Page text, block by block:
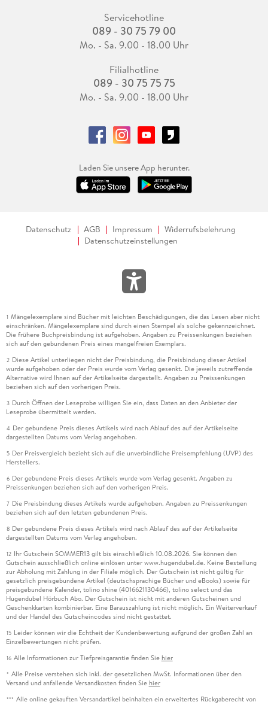
Servicehotline
089 - 30 75 79 00
Mo. - Sa. 9.00 - 18.00 Uhr
Filialhotline
089 - 30 75 75 75
Mo. - Sa. 9.00 - 18.00 Uhr
Laden Sie unsere App herunter.
Datenschutz AGB Impressum
Widerrufsbelehrung
Datenschutzeinstellungen
1 Mängelexemplare sind Bücher mit leichten Beschädigungen, die das Lesen aber nicht
einschränken. Mängelexemplare sind durch einen Stempel als solche gekennzeichnet.
Die frühere Buchpreisbindung ist aufgehoben. Angaben zu Preissenkungen beziehen
sich auf den gebundenen Preis eines mangelfreien Exemplars.
2 Diese Artikel unterliegen nicht der Preisbindung, die Preisbindung dieser Artikel
wurde aufgehoben oder der Preis wurde vom Verlag gesenkt. Die jeweils zutreffende
Alternative wird Ihnen auf der Artikelseite dargestellt. Angaben zu Preissenkungen
beziehen sich auf den vorherigen Preis.
3 Durch Öffnen der Leseprobe willigen Sie ein, dass Daten an den Anbieter der
Leseprobe übermittelt werden.
4 Der gebundene Preis dieses Artikels wird nach Ablauf des auf der Artikelseite
dargestellten Datums vom Verlag angehoben.
5 Der Preisvergleich bezieht sich auf die unverbindliche Preisempfehlung (UVP) des
Herstellers.
6 Der gebundene Preis dieses Artikels wurde vom Verlag gesenkt. Angaben zu
Preissenkungen beziehen sich auf den vorherigen Preis.
7 Die Preisbindung dieses Artikels wurde aufgehoben. Angaben zu Preissenkungen
beziehen sich auf den letzten gebundenen Preis.
8 Der gebundene Preis dieses Artikels wird nach Ablauf des auf der Artikelseite
dargestellten Datums vom Verlag angehoben.
12 Ihr Gutschein SOMMER13 gilt bis einschließlich 10.08.2026. Sie können den
Gutschein ausschließlich online einlösen unter www.hugendubel.de. Keine Bestellung
zur Abholung mit Zahlung in der Filiale möglich. Der Gutschein ist nicht gültig für
gesetzlich preisgebundene Artikel (deutschsprachige Bücher und eBooks) sowie für
preisgebundene Kalender, tolino shine (4016621130466), tolino select und das
Hugendubel Hörbuch Abo. Der Gutschein ist nicht mit anderen Gutscheinen und
Geschenkkarten kombinierbar. Eine Barauszahlung ist nicht möglich. Ein Weiterverkauf
und der Handel des Gutscheincodes sind nicht gestattet.
15 Leider können wir die Echtheit der Kundenbewertung aufgrund der großen Zahl an
Einzelbewertungen nicht prüfen.
16 Alle Informationen zur Tiefpreisgarantie finden Sie hier
* Alle Preise verstehen sich inkl. der gesetzlichen MwSt. Informationen über den
Versand und anfallende Versandkosten finden Sie hier
*** Alle online gekauften Versandartikel beinhalten ein erweitertes Rückgaberecht von